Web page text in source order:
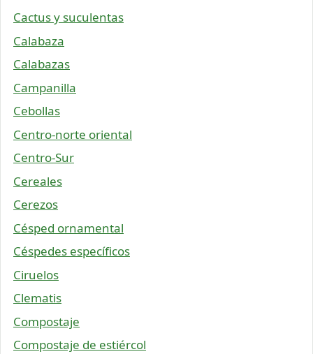
Cactus y suculentas
Calabaza
Calabazas
Campanilla
Cebollas
Centro-norte oriental
Centro-Sur
Cereales
Cerezos
Césped ornamental
Céspedes específicos
Ciruelos
Clematis
Compostaje
Compostaje de estiércol